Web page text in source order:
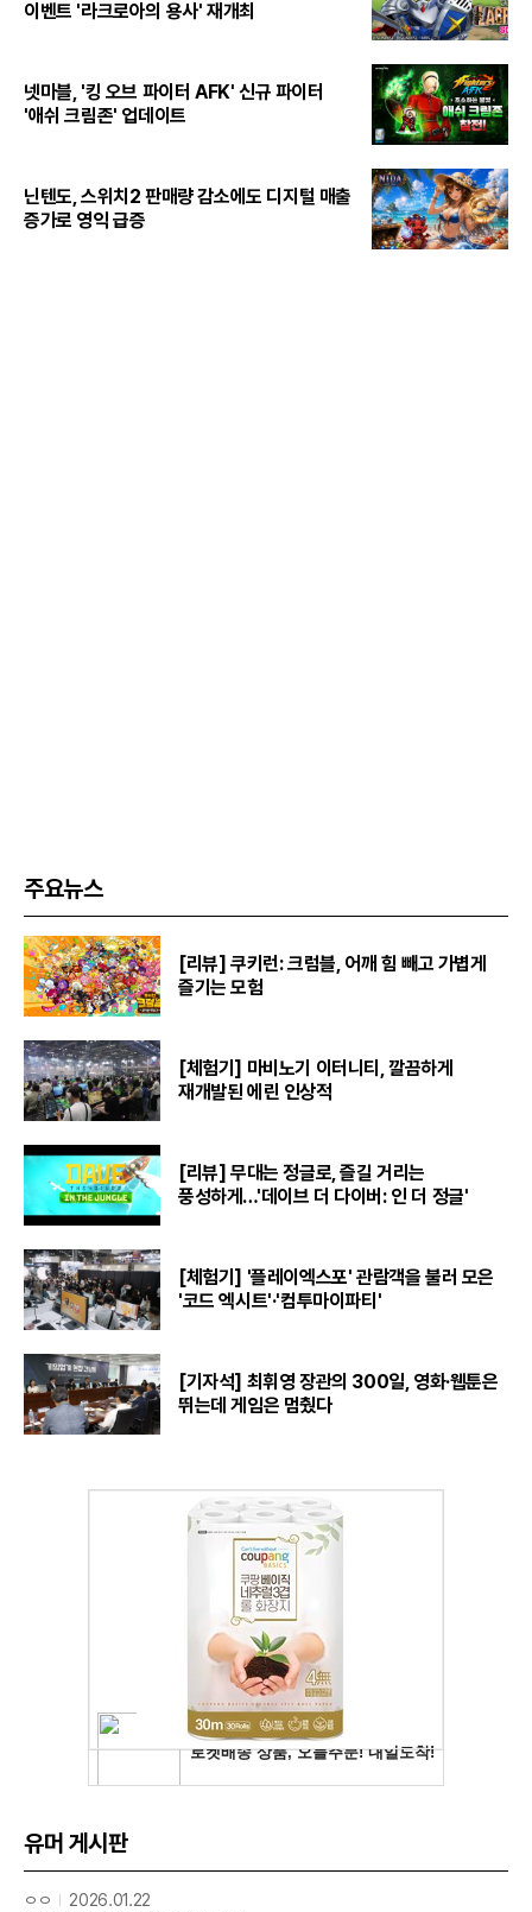
이벤트 '라크로아의 용사' 재개최
넷마블, '킹 오브 파이터 AFK' 신규 파이터
'애쉬 크림존' 업데이트
닌텐도, 스위치2 판매량 감소에도 디지털 매출
증가로 영익 급증
주요뉴스
[리뷰] 쿠키런: 크럼블, 어깨 힘 빼고 가볍게
즐기는 모험
[체험기] 마비노기 이터니티, 깔끔하게
재개발된 에린 인상적
[리뷰] 무대는 정글로, 즐길 거리는
풍성하게…'데이브 더 다이버: 인 더 정글'
[체험기] '플레이엑스포' 관람객을 불러 모은
'코드 엑시트'·'컴투마이파티'
[기자석] 최휘영 장관의 300일, 영화·웹툰은
뛰는데 게임은 멈췄다
유머 게시판
ㅇㅇ 2026.01.22